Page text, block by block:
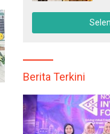
Berita Terkini